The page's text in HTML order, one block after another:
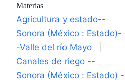
Materias
Agricultura y estado--
Sonora (México : Estado)-
-Valle del río Mayo
Canales de riego --
Sonora (México : Estado) -